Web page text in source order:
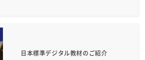
日本標準デジタル教材のご紹介